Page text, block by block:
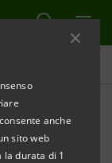
anche
sito web
la durata di 1
“Italian